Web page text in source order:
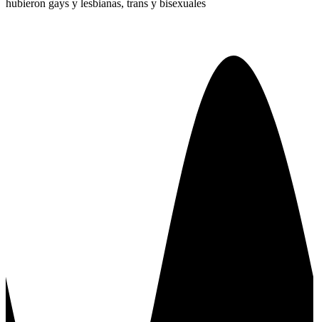
hubieron gays y lesbianas, trans y bisexuales